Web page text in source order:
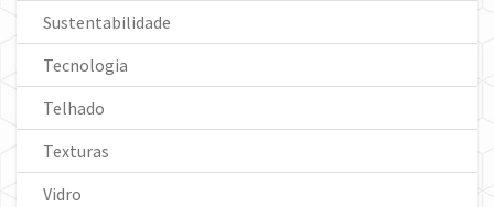
Sustentabilidade
Tecnologia
Telhado
Texturas
Vidro